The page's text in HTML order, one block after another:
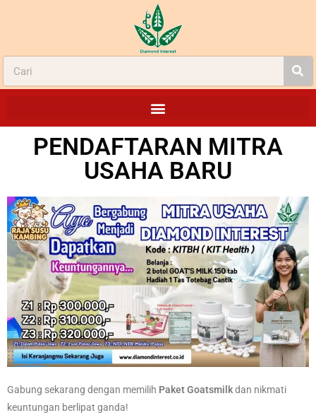
PENDAFTARAN MITRA
USAHA BARU
Gabung sekarang dengan memilih Paket Goatsmilkdan nikmati
keuntungan berlipat ganda!